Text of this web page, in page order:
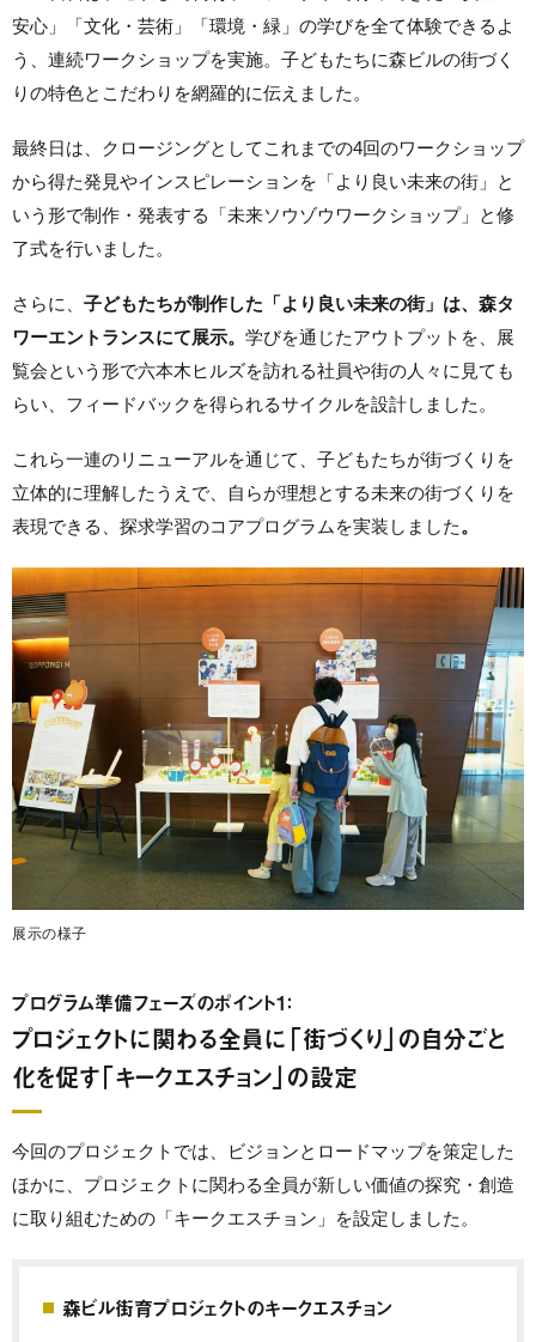
安心」「文化・芸術」「環境・緑」の学びを全て体験できるよ
う、連続ワークショップを実施。子どもたちに森ビルの街づく
りの特色とこだわりを網羅的に伝えました。
最終日は、クロージングとしてこれまでの4回のワークショップ
から得た発見やインスピレーションを「より良い未来の街」と
いう形で制作・発表する「未来ソウゾウワークショップ」と修
了式を行いました。
さらに、 子どもたちが制作した「より良い未来の街」は、森タ
ワーエントランスにて展示。 学びを通じたアウトプットを、展
覧会という形で六本木ヒルズを訪れる社員や街の人々に見ても
らい、フィードバックを得られるサイクルを設計しました。
これら一連のリニューアルを通じて、子どもたちが街づくりを
立体的に理解したうえで、自らが理想とする未来の街づくりを
表現できる、探求学習のコアプログラムを実装しました。
展示の様子
プログラム準備フェーズのポイント1：
プロジェクトに関わる全員に「街づくり」の自分ごと
化を促す「キークエスチョン」の設定
今回のプロジェクトでは、ビジョンとロードマップを策定した
ほかに、プロジェクトに関わる全員が新しい価値の探究・創造
に取り組むための「キークエスチョン」を設定しました。
森ビル街育プロジェクトのキークエスチョン